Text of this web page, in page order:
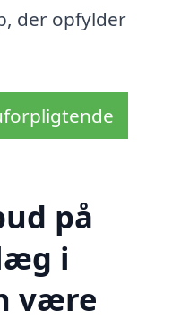
der opfylder
på
i
være